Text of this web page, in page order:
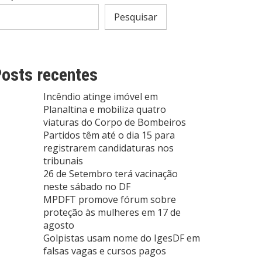
Pesquisar
recentes
Incêndio atinge imóvel em
Planaltina e mobiliza quatro
viaturas do Corpo de Bombeiros
Partidos têm até o dia 15 para
registrarem candidaturas nos
tribunais
26 de Setembro terá vacinação
neste sábado no DF
MPDFT promove fórum sobre
proteção às mulheres em 17 de
agosto
Golpistas usam nome do IgesDF em
falsas vagas e cursos pagos